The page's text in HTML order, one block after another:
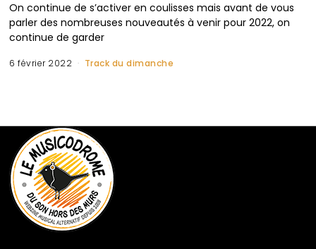
On continue de s’activer en coulisses mais avant de vous
parler des nombreuses nouveautés à venir pour 2022, on
continue de garder
6 février 2022 Track du dimanche